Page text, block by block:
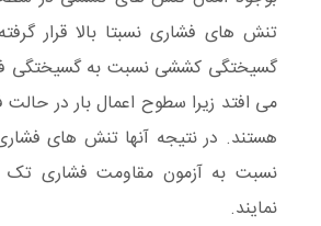
تنش های فشاری نسبتا بالا قرار
گسیختگی کششی نسبت به گسیختگی
می افتد زیرا سطوح اعمال بار در
هستند. در نتیجه آنها تنش های
نسبت به آزمون مقاومت فشاری
نمایند.